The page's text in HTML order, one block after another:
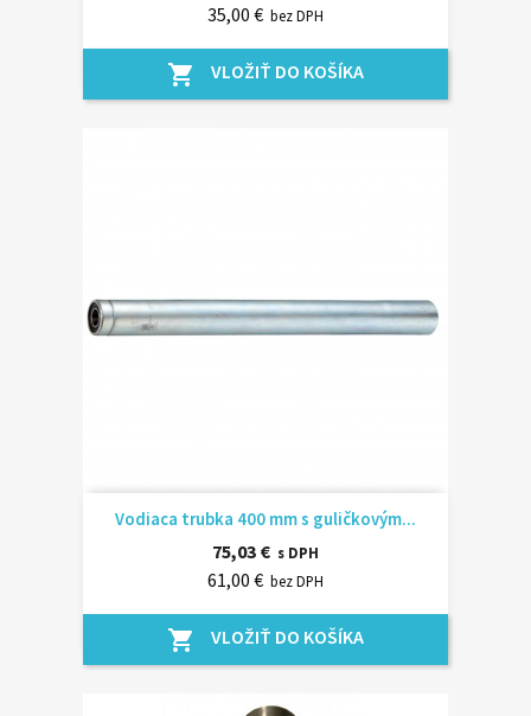
35,00 € bez DPH
shopping_cart VLOŽIŤ DO KOŠÍKA
Vodiaca trubka 400 mm s guličkovým...
75,03 € s DPH
61,00 € bez DPH
shopping_cart VLOŽIŤ DO KOŠÍKA